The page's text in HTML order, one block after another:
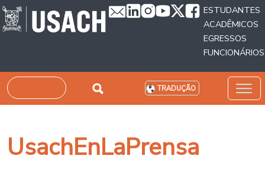
Passar para o conteúdo principal
ESTUDANTES
ACADÊMICOS
EGRESSOS
FUNCIONÁRIOS
Pesquisar TRADUÇÃO
UsachEnLaPrensa